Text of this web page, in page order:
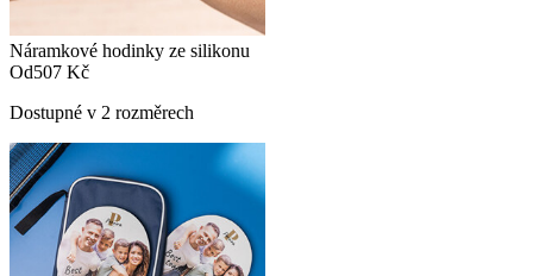
Náramkové hodinky ze silikonu
Od507 Kč
Dostupné v 2 rozměrech